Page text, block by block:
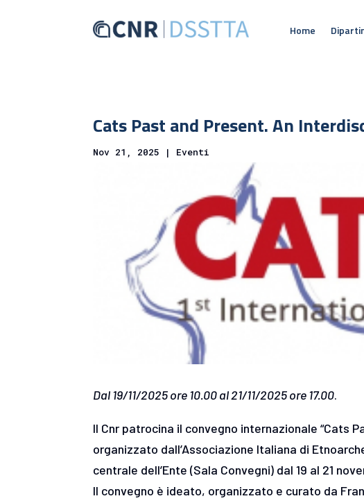
Home
Cats Past and Present. An
Nov 21, 2025 | Eventi
Dal 19/11/2025 ore 10.00 al 21/11/2025 ore 17.00.
Il Cnr patrocina il convegno internazionale “Cats
organizzato dall’Associazione Italiana di
centrale dell’Ente (Sala Convegni) dal 19 al 21
Il convegno è ideato, organizzato e curato da